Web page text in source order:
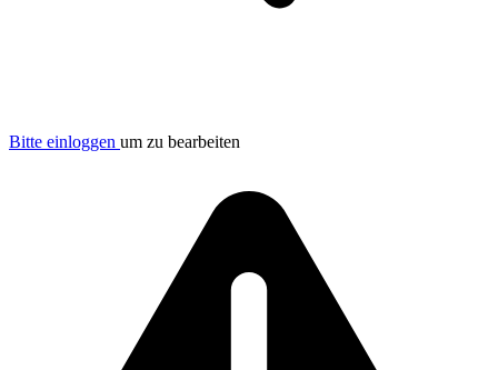
Bitte einloggen um zu bearbeiten